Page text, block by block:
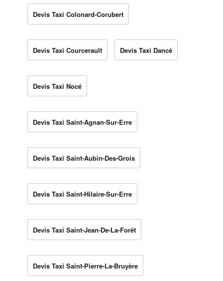
Devis Taxi Colonard-Corubert
Devis Taxi Courcerault Devis Taxi Dancé
Devis Taxi Nocé
Devis Taxi Saint-Agnan-Sur-Erre
Devis Taxi Saint-Aubin-Des-Grois
Devis Taxi Saint-Hilaire-Sur-Erre
Devis Taxi Saint-Jean-De-La-Forêt
Devis Taxi Saint-Pierre-La-Bruyère